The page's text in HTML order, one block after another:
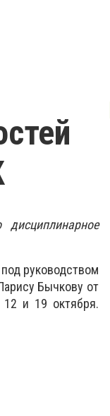
руководством
Бычкову от
12 и 19 октября.